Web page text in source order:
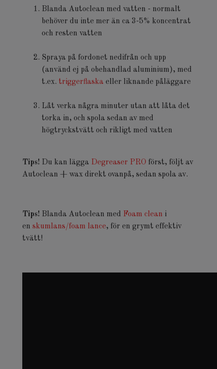
Blanda Autoclean med vatten - normalt
behöver du inte mer än ca 3-5% koncentrat
och resten vatten
Spraya på fordonet nedifrån och upp
(använd ej på obehandlad aluminium), med
t.ex. triggerflaska eller liknande påläggare
Låt verka några minuter utan att låta det
torka in, och spola sedan av med
högtryckstvätt och rikligt med vatten
Tips! Du kan lägga Degreaser PRO först, följt av
Autoclean + wax direkt ovanpå, sedan spola av.
Tips! Blanda Autoclean med Foam clean i
en skumlans/foam lance, för en grymt effektiv
tvätt!